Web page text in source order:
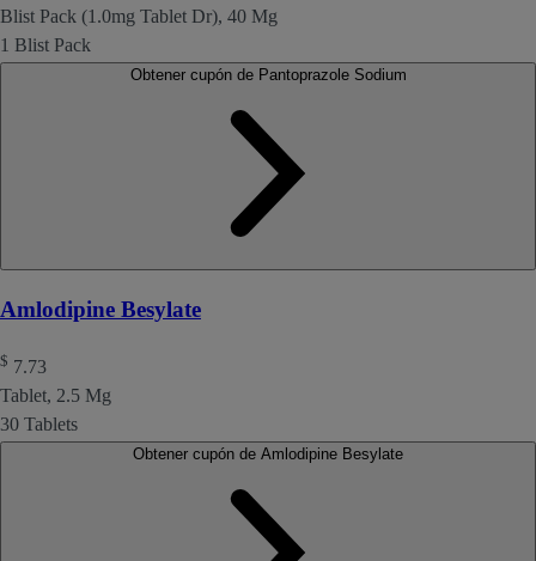
Blist Pack (1.0mg Tablet Dr), 40 Mg
1 Blist Pack
Amlodipine Besylate
$ 7.73
Tablet, 2.5 Mg
30 Tablets